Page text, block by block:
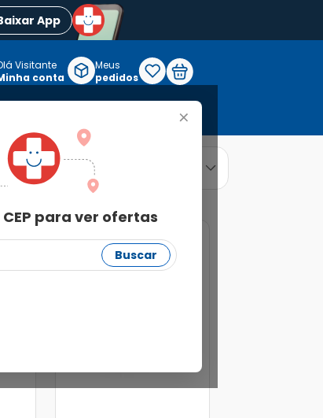
App
+
para ver ofertas
Buscar
Visitante
conta
Meus
pedidos
ordenar por
16%